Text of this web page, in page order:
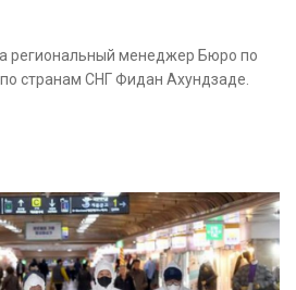
региональный менеджер Бюро по
странам СНГ Фидан Ахундзаде.